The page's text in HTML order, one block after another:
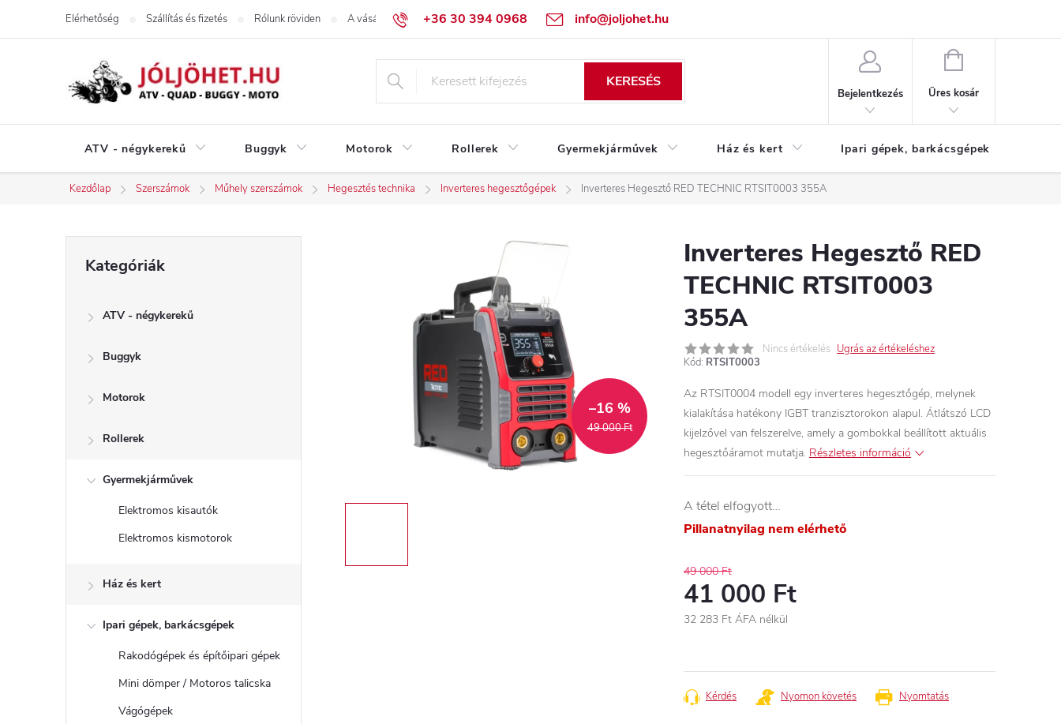
+36 30 394 0968 info@joljohet.hu
Elérhetőség Szállítás és fizetés Rólunk röviden A vásárlás lépései Üzleti feltételek (ÁSZF) Adatkezelési tájékoztató
KERESÉS
Bejelentkezés
KOSÁR
Üres kosár
ATV - négykerekű Buggyk Motorok Rollerek Gyermekjárművek Ház és kert Ipari gépek, barkácsgépek
Kezdőlap Szerszámok Műhely szerszámok Hegesztés technika Inverteres hegesztőgépek Inverteres Hegesztő RED TECHNIC RTSIT0003 355A
O
átugrása
Kategóriák
ATV - négykerekű
Buggyk
Motorok
Rollerek
Gyermekjárművek
Elektromos kisautók
Elektromos kismotorok
Ház és kert
Ipari gépek, barkácsgépek
Rakodógépek és építőipari gépek
Mini dömper / Motoros talicska
Vágógépek
49 000 Ft
–16 %
Inverteres Hegesztő RED
TECHNIC RTSIT0003
355A
Nincs értékelés Ugrás az értékeléshez
Kód: RTSIT0003
Az RTSIT0004 modell egy inverteres hegesztőgép, melynek
kialakítása hatékony IGBT tranzisztorokon alapul. Átlátszó LCD
kijelzővel van felszerelve, amely a gombokkal beállított aktuális
hegesztőáramot mutatja. Részletes információ
A tétel elfogyott…
Pillanatnyilag nem elérhető
49 000 Ft
41 000 Ft
32 283 Ft ÁFA nélkül
Nyomtatás
Kérdés Nyomon követés